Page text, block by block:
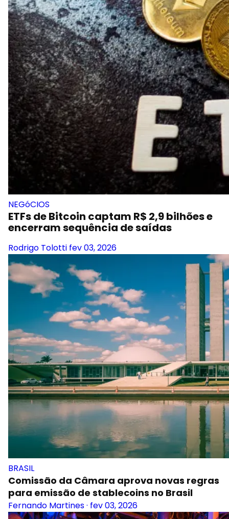
NEGóCIOS
ETFs de Bitcoin captam R$ 2,9 bilhões e
encerram sequência de saídas
Rodrigo Tolotti fev 03, 2026
BRASIL
Comissão da Câmara aprova novas regras
para emissão de stablecoins no Brasil
Fernando Martines· fev 03, 2026